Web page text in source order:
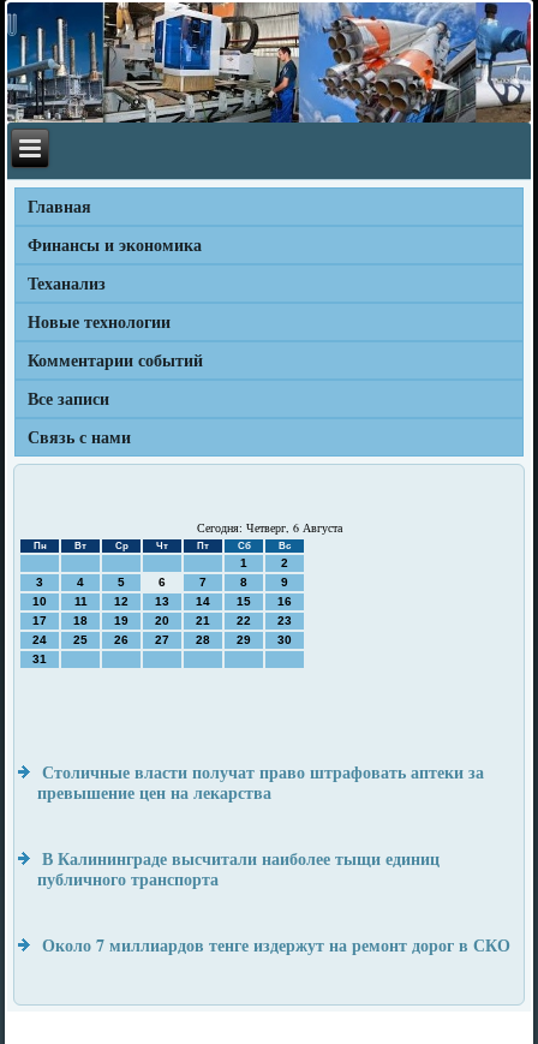
Главная
Финансы и экономика
Теханализ
Новые технологии
Комментарии событий
Все записи
Связь с нами
Сегодня: Четверг, 6 Августа
Пн Вт Ср Чт Пт Сб Вс
1
2
3
4 5 6 7 8
9
10
11 12 13 14 15
16
17
18 19 20 21 22
23
24
25 26 27 28 29
30
31
Столичные власти получат право штрафовать аптеки за
превышение цен на лекарства
В Калининграде высчитали наиболее тыщи единиц
публичного транспорта
Около 7 миллиардов тенге издержут на ремонт дорог в СКО